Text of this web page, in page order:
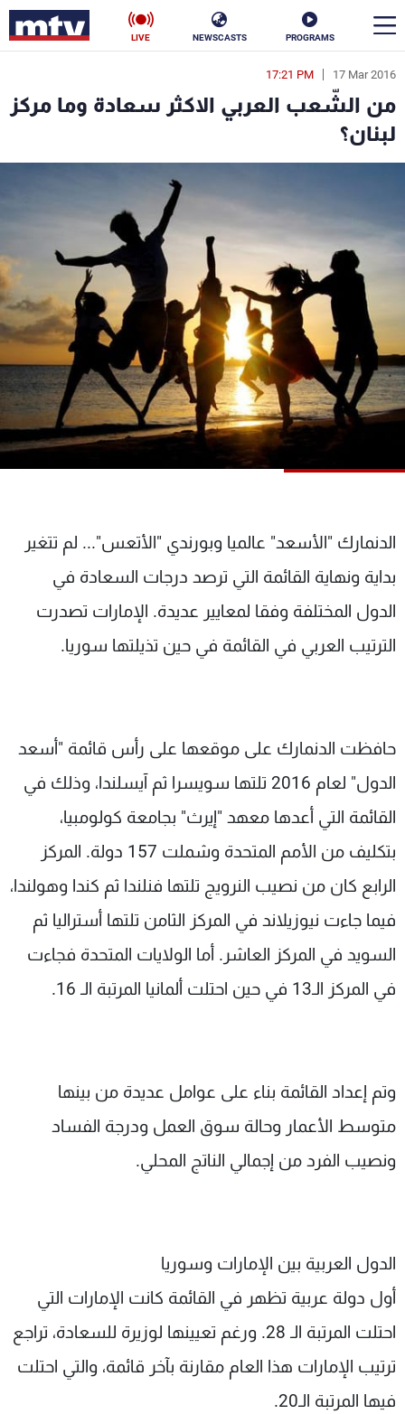
PROGRAMS
NEWSCASTS
LIVE
17 Mar 2016
17:21 PM
من الشّعب العربي الاكثر سعادة وما مركز
لبنان؟
الدنمارك "الأسعد" عالميا وبورندي "الأتعس"... لم تتغير
بداية ونهاية القائمة التي ترصد درجات السعادة في
الدول المختلفة وفقا لمعايير عديدة. الإمارات تصدرت
الترتيب العربي في القائمة في حين تذيلتها سوريا.
حافظت الدنمارك على موقعها على رأس قائمة "أسعد
الدول" لعام 2016 تلتها سويسرا ثم آيسلندا، وذلك في
القائمة التي أعدها معهد "إيرث" بجامعة كولومبيا،
بتكليف من الأمم المتحدة وشملت 157 دولة. المركز
الرابع كان من نصيب النرويج تلتها فنلندا ثم كندا وهولندا،
فيما جاءت نيوزيلاند في المركز الثامن تلتها أستراليا ثم
السويد في المركز العاشر. أما الولايات المتحدة فجاءت
في المركز الـ13 في حين احتلت ألمانيا المرتبة الـ 16.
وتم إعداد القائمة بناء على عوامل عديدة من بينها
متوسط الأعمار وحالة سوق العمل ودرجة الفساد
ونصيب الفرد من إجمالي الناتج المحلي.
الدول العربية بين الإمارات وسوريا
أول دولة عربية تظهر في القائمة كانت الإمارات التي
احتلت المرتبة الـ 28. ورغم تعيينها لوزيرة للسعادة، تراجع
ترتيب الإمارات هذا العام مقارنة بآخر قائمة، والتي احتلت
فيها المرتبة الـ20.
en
الأخبار
سياسة ناس
فن
منوعات رياضة
كأس العالم
البرامج
جدول البرامج
شاهد البرامج
لاعلاناتكم
شروط الإسـتخدام